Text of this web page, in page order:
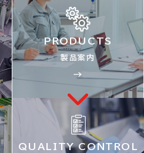
PRODUCTS
製品案内
→
QUALITY CONTROL